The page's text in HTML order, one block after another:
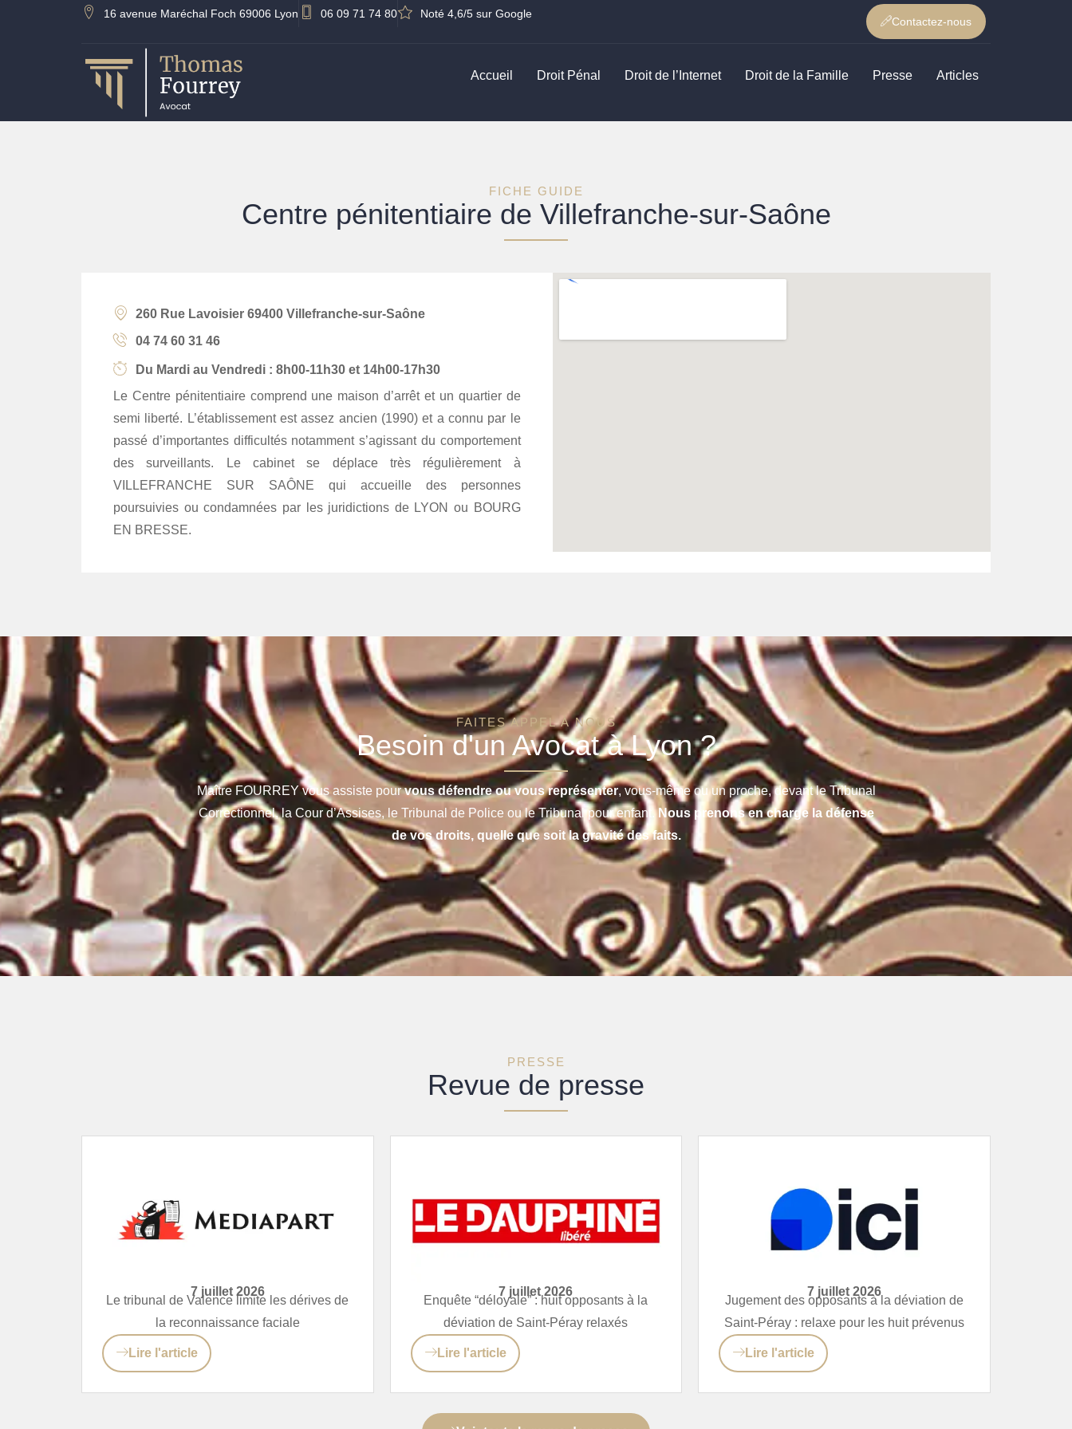
16 avenue Maréchal Foch 69006 Lyon 06 09 71 74 80 Noté 4,6/5 sur Google
Contactez-nous
Accueil Droit Pénal Droit de l’Internet Droit de la Famille Presse Articles
FICHE GUIDE
Centre pénitentiaire de Villefranche-sur-Saône
260 Rue Lavoisier 69400 Villefranche-sur-Saône
04 74 60 31 46
Du Mardi au Vendredi : 8h00-11h30 et 14h00-17h30
Le Centre pénitentiaire comprend une maison d’arrêt et un quartier de
semi liberté. L’établissement est assez ancien (1990) et a connu par le
passé d’importantes difficultés notamment s’agissant du comportement
des surveillants. Le cabinet se déplace très régulièrement à
VILLEFRANCHE SUR SAÔNE qui accueille des personnes
poursuivies ou condamnées par les juridictions de LYON ou BOURG
EN BRESSE.
FAITES APPEL À NOUS
Besoin d'un Avocat à Lyon ?
Maître FOURREY vous assiste pourvous défendre ou vous représenter, vous-même ou un proche, devant le Tribunal
Correctionnel, la Cour d’Assises, le Tribunal de Police ou le Tribunal pour enfant.Nous prenons en charge la défense
de vos droits, quelle que soit la gravité des faits.
PRESSE
Revue de presse
7 juillet 2026
Le tribunal de Valence limite les dérives de
la reconnaissance faciale
Lire l'article
7 juillet 2026
Enquête “déloyale” : huit opposants à la
déviation de Saint-Péray relaxés
Lire l'article
7 juillet 2026
Jugement des opposants à la déviation de
Saint-Péray : relaxe pour les huit prévenus
Lire l'article